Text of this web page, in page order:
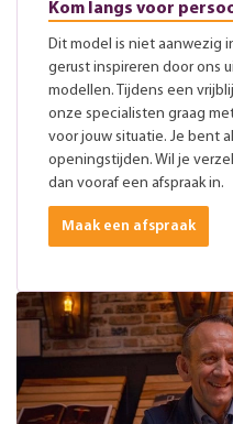
Kom langs voor
Dit model is niet aanwezig
gerust inspireren door ons
modellen. Tijdens een
onze specialisten graag
voor jouw situatie. Je bent
openingstijden. Wil je
dan vooraf een afspraak in.
Maak een afspraak